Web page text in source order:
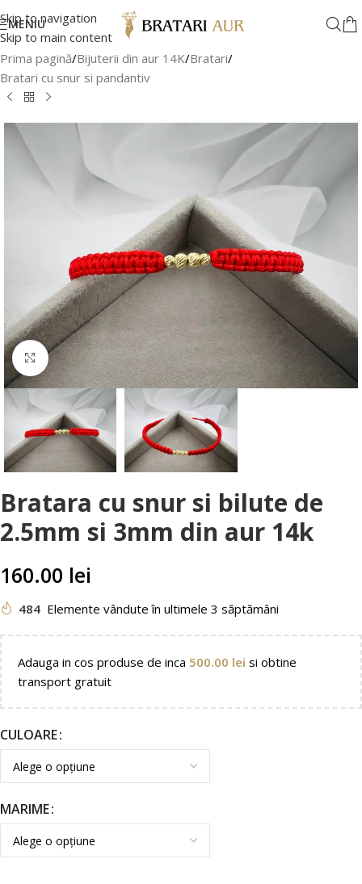
Skip to navigation
Skip to main content
MENIU
Prima pagină/Bijuterii din aur 14K/Bratari/
Bratari cu snur si pandantiv
Faceți clic pentru a mări
Bratara cu snur si bilute de
2.5mm si 3mm din aur 14k
160.00 lei
484 Elemente vândute în ultimele 3 săptămâni
Adauga in cos produse de inca 500.00 lei si obtine
transport gratuit
CULOARE
MARIME